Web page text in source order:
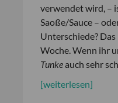
verwendet wird, –
Saoße/Sauce –
Unterschiede?
Woche. Wenn ihr
Tunkeauch sehr
[weiterlesen]